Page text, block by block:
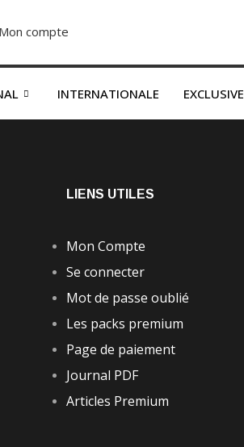
Mon compte
INTERNATIONALE EXCLUSIVE
LIENS UTILES
Mon Compte
Se connecter
Mot de passe oublié
Les packs premium
Page de paiement
Journal PDF
Articles Premium